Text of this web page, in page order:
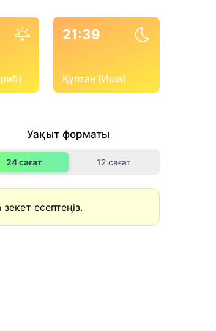
21:39
Құптан (Иша)
Уақыт форматы
24 сағат 12 сағат
есептеңіз.